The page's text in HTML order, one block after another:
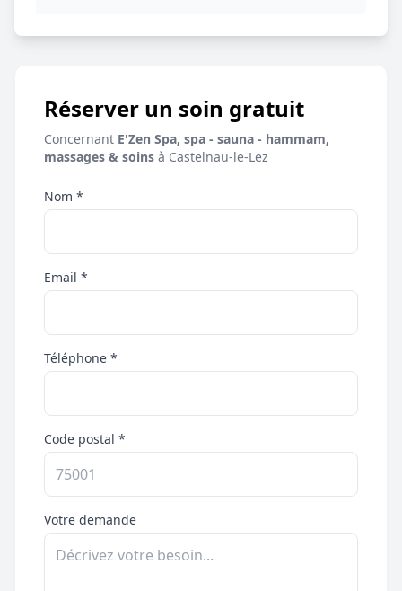
Réserver un soin gratuit
Concernant E'Zen Spa, spa - sauna - hammam,
massages & soins à Castelnau-le-Lez
Nom *
Email *
Téléphone *
Code postal *
Votre demande